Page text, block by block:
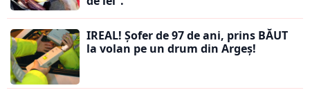
IREAL! Șofer de 97 de ani, prins BĂUT
la volan pe un drum din Argeș!